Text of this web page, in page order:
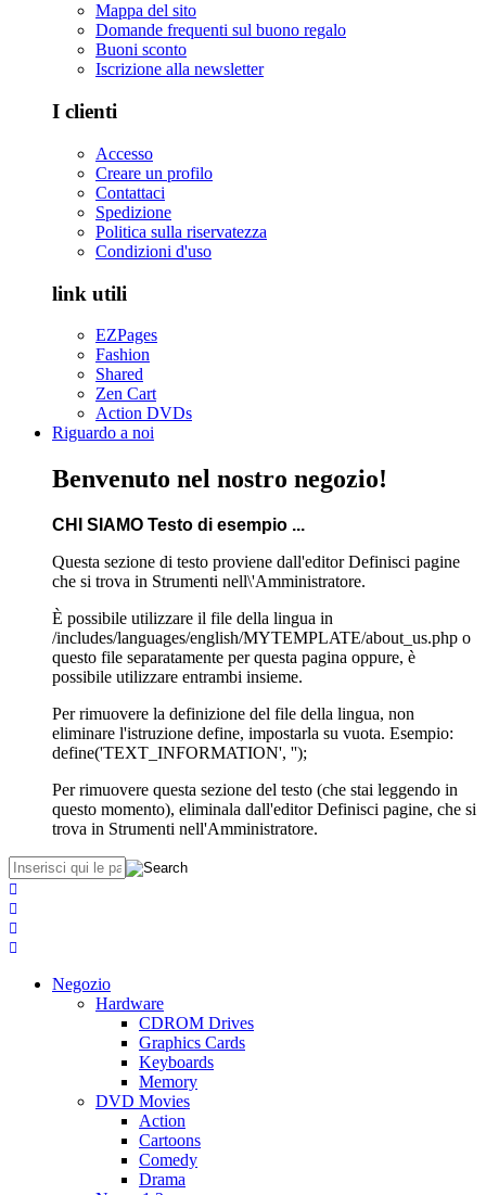
Mappa del sito
Domande frequenti sul buono regalo
Buoni sconto
Iscrizione alla newsletter
I clienti
Accesso
Creare un profilo
Contattaci
Spedizione
Politica sulla riservatezza
Condizioni d'uso
link utili
EZPages
Fashion
Shared
Zen Cart
Action DVDs
Riguardo a noi
Benvenuto nel nostro negozio!
CHI SIAMO Testo di esempio ...
Questa sezione di testo proviene dall'editor Definisci pagine
che si trova in Strumenti nell\'Amministratore.
È possibile utilizzare il file della lingua in
/includes/languages/english/MYTEMPLATE/about_us.php o
questo file separatamente per questa pagina oppure, è
possibile utilizzare entrambi insieme.
Per rimuovere la definizione del file della lingua, non
eliminare l'istruzione define, impostarla su vuota. Esempio:
define('TEXT_INFORMATION', '');
Per rimuovere questa sezione del testo (che stai leggendo in
questo momento), eliminala dall'editor Definisci pagine, che si
trova in Strumenti nell'Amministratore.
Negozio
Hardware
CDROM Drives
Graphics Cards
Keyboards
Memory
DVD Movies
Action
Cartoons
Comedy
Drama